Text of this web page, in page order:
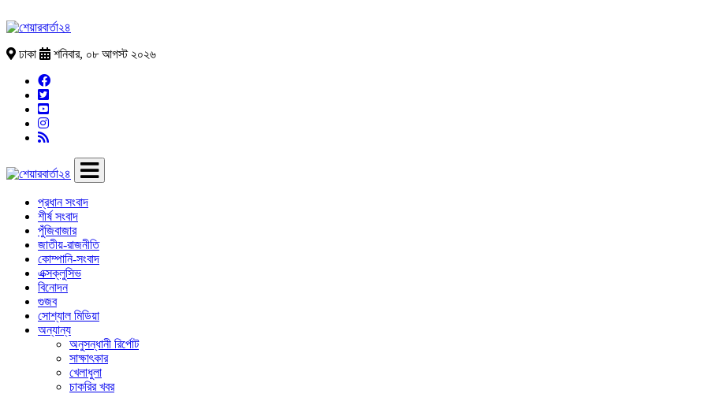
ঢাকা শনিবার, ০৮ আগস্ট ২০২৬
প্রধান সংবাদ
শীর্ষ সংবাদ
পুঁজিবাজার
জাতীয়-রাজনীতি
কোম্পানি-সংবাদ
এক্সক্লুসিভ
বিনোদন
গুজব
সোশ্যাল মিডিয়া
অন্যান্য
অনুসন্ধানী রির্পোট
সাক্ষাৎকার
খেলাধুলা
চাকরির খবর